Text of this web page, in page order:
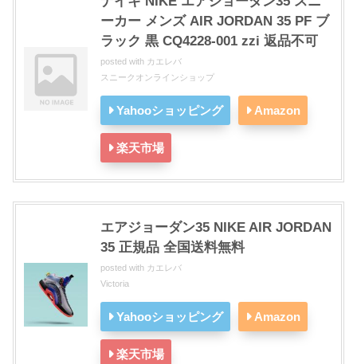
ーカー メンズ AIR JORDAN 35 PF ブ
ラック 黒 CQ4228-001 zzi 返品不可
posted with カエレバ
スニークオンラインショップ
Yahooショッピング Amazon
楽天市場
エアジョーダン35 NIKE AIR JORDAN
35 正規品 全国送料無料
posted with カエレバ
Victoria
Yahooショッピング Amazon
楽天市場